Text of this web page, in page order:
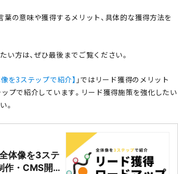
葉の意味や獲得するメリット、具体的な獲得方法を
方は、ぜひ最後までご覧ください。
を3ステップで紹介】 」ではリード獲得のメリット
プで紹介しています。リード獲得施策を強化したい
。
体像を3ステ
作・CMS開